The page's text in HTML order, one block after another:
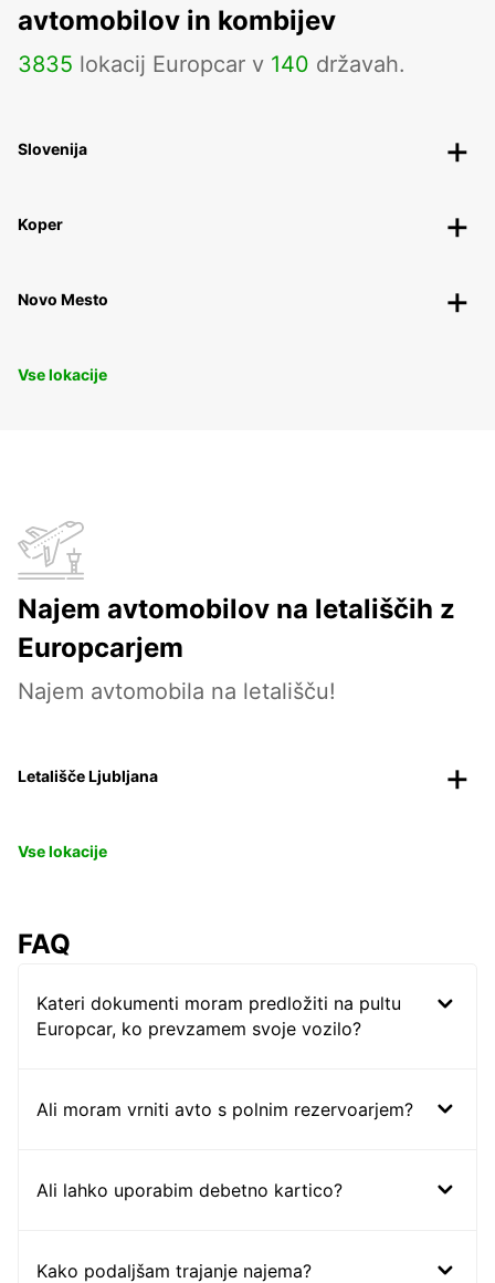
avtomobilov in kombijev
3835 lokacij Europcar v 140 državah.
Slovenija
Koper
Novo Mesto
Vse lokacije
Najem avtomobilov na letališčih z
Europcarjem
Najem avtomobila na letališču!
Letališče Ljubljana
Vse lokacije
FAQ
Kateri dokumenti moram predložiti na pultu
Europcar, ko prevzamem svoje vozilo?
Ali moram vrniti avto s polnim rezervoarjem?
Ali lahko uporabim debetno kartico?
Kako podaljšam trajanje najema?